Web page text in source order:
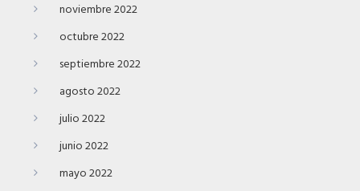
noviembre 2022
octubre 2022
septiembre 2022
agosto 2022
julio 2022
junio 2022
mayo 2022